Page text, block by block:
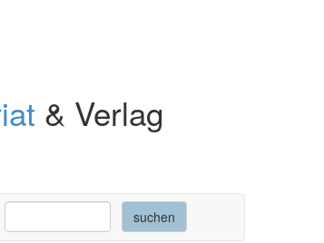
& Verlag